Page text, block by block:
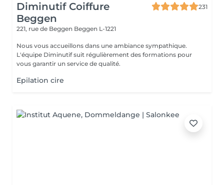
Diminutif Coiffure
Beggen
231
221, rue de Beggen Beggen L-1221
Nous vous accueillons dans une ambiance sympathique.
L'équipe Diminutif suit régulièrement des formations pour
vous garantir un service de qualité.
Epilation cire